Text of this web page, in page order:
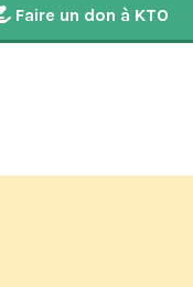
Faire un don à KTO